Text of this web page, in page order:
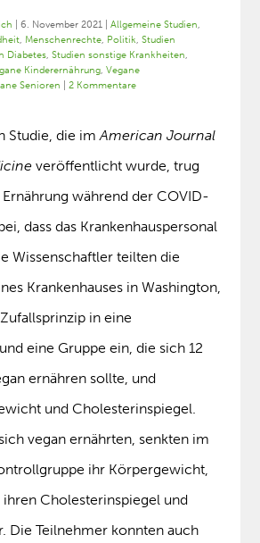
|6. November 2021 |Allgemeine Studien,
, Menschenrechte, Politik,Studien
Diabetes,Studien sonstige Krankheiten,
Kinderernährung,Vegane
Senioren |2 Kommentare
Studie, die imAmerican Journal
veröffentlicht wurde, trug
während der COVID-
dass das Krankenhauspersonal
Wissenschaftler teilten die
Krankenhauses in Washington,
in eine
eine Gruppe ein, die sich 12
ernähren sollte, und
und Cholesterinspiegel.
vegan ernährten, senkten im
ihr Körpergewicht,
Cholesterinspiegel und
Die Teilnehmer konnten auch